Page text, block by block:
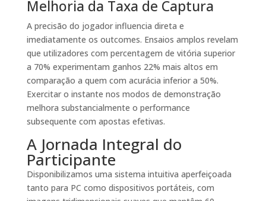
Melhoria da Taxa de Captura
A precisão do jogador influencia direta e
imediatamente os outcomes. Ensaios amplos revelam
que utilizadores com percentagem de vitória superior
a 70% experimentam ganhos 22% mais altos em
comparação a quem com acurácia inferior a 50%.
Exercitar o instante nos modos de demonstração
melhora substancialmente o performance
subsequente com apostas efetivas.
A Jornada Integral do
Participante
Disponibilizamos uma sistema intuitiva aperfeiçoada
tanto para PC como dispositivos portáteis, com